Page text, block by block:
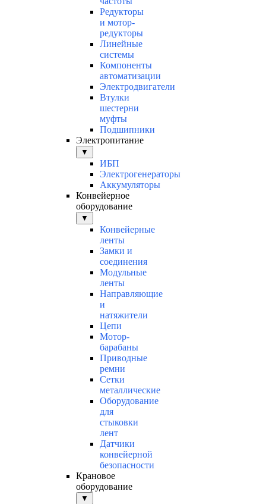
Редукторы
и мотор-
редукторы
Линейные
системы
Компоненты
автоматизации
Электродвигатели
Втулки
шестерни
муфты
Подшипники
Электропитание
▼
ИБП
Электрогенераторы
Аккумуляторы
Конвейерное
оборудование
▼
Конвейерные
ленты
Замки и
соединения
Модульные
ленты
Направляющие
и
натяжители
Цепи
Мотор-
барабаны
Приводные
ремни
Сетки
металлические
Оборудование
для
стыковки
лент
Датчики
конвейерной
безопасности
Крановое
оборудование
▼